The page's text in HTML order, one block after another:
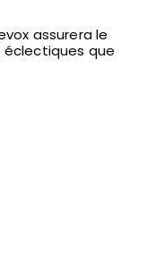
assurera le
éclectiques que